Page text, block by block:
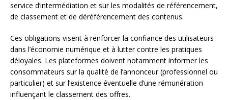
service d’intermédiation et sur les modalités de référencement,
de classement et de déréférencement des contenus.
Ces obligations visent à renforcer la confiance des utilisateurs
dans l’économie numérique et à lutter contre les pratiques
déloyales. Les plateformes doivent notamment informer les
consommateurs sur la qualité de l’annonceur (professionnel ou
particulier) et sur l’existence éventuelle d’une rémunération
influençant le classement des offres.